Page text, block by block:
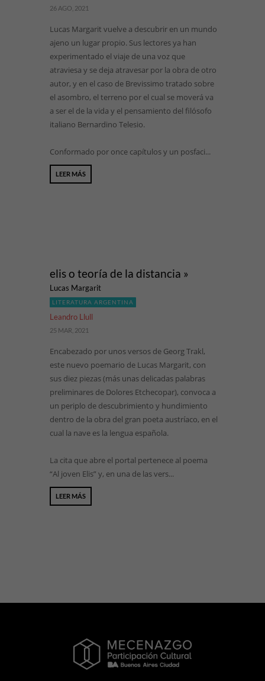
26 AGO, 2021
Lucas Margarit vuelve a descubrir en un mundo
ajeno un lugar propio. Sus lectores ya han
experimentado el viaje de una voz que
atraviesa y se deja atravesar por la obra de otro
autor, y en el caso de Brevissimo tratado sobre
el asombro, el terreno por el cual se moverá va
a ser el de la vida y el pensamiento del filósofo
italiano Bernardino Telesio.
Conformado por once capítulos y un posfaci...
LEER MÁS
elis o teoría de la distancia »
Lucas Margarit
LITERATURA ARGENTINA
Leandro Llull
25 MAR, 2021
Encabezado por unos versos de Georg Trakl,
este nuevo poemario de Lucas Margarit, con
sus diez piezas (más unas delicadas palabras
preliminares de Dolores Etchecopar), convoca a
un periplo de descubrimiento y hundimiento
dentro de la obra del gran poeta austríaco, en el
cual la nave es la lengua española.
La cita que abre el portal pertenece al poema
“Al joven Elis” y, en una de las vers...
LEER MÁS